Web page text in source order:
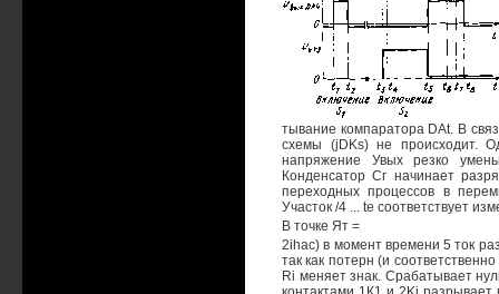
тывание компаратора DAt. В
схемы (jDKs) не происходит.
напряжение Увых резко
Конденсатор Сг начинает
переходных процессов в
Участок /4 ... te соответствует
В точке Ят =
2ihac) в момент времени 5 ток
так как потерн (и
Ri меняет знак. Срабатывает